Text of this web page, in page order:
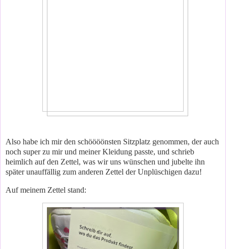
Also habe ich mir den schöööönsten Sitzplatz genommen, der auch
noch super zu mir und meiner Kleidung passte, und schrieb
heimlich auf den Zettel, was wir uns wünschen und jubelte ihn
später unauffällig zum anderen Zettel der Unplüschigen dazu!
Auf meinem Zettel stand: